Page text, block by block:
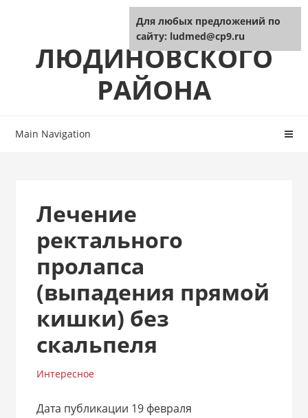
ЦРБ
ЛЮДИНОВСКОГО
РАЙОНА
Main Navigation
Лечение
ректального
пролапса
(выпадения прямой
кишки) без
скальпеля
Интересное
Дата публикации 19 февраля
Для любых предложений по
сайту: ludmed@cp9.ru